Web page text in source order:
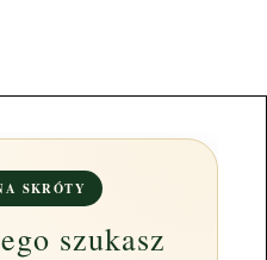
SKRÓTY
szukasz